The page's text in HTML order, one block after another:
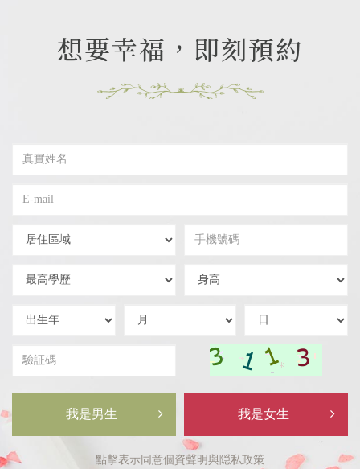
想要幸福，即刻預約
日
我是男生
我是女生
點擊表示同意個資聲明與隠私政策